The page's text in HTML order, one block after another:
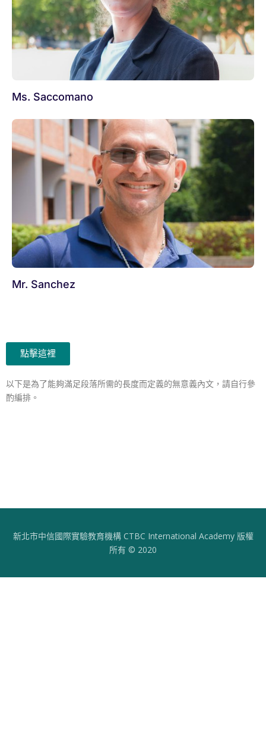
Ms. Saccomano
Mr. Sanchez
點擊這裡
以下是為了能夠滿足段落所需的長度而定義的無意義內文，請自行參
酌編排。